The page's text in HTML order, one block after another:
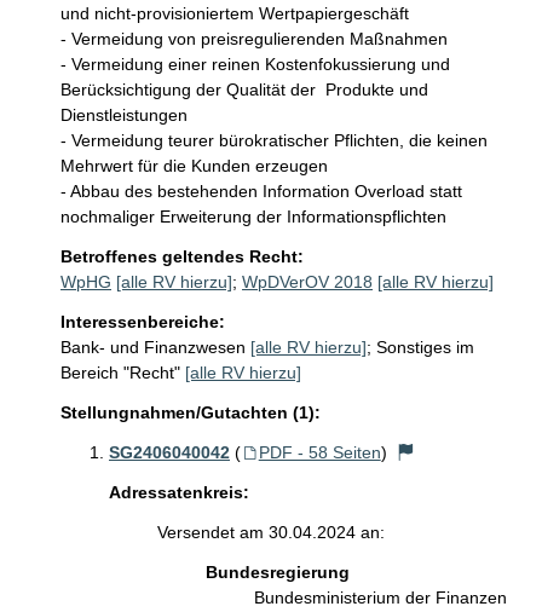
und nicht-provisioniertem Wertpapiergeschäft
- Vermeidung von preisregulierenden Maßnahmen
- Vermeidung einer reinen Kostenfokussierung und
Berücksichtigung der Qualität der  Produkte und
Dienstleistungen
- Vermeidung teurer bürokratischer Pflichten, die keinen
Mehrwert für die Kunden erzeugen
- Abbau des bestehenden Information Overload statt
nochmaliger Erweiterung der Informationspflichten
Betroffenes geltendes Recht:
WpHG [alle RV hierzu]; WpDVerOV 2018 [alle RV hierzu]
Interessenbereiche:
Bank- und Finanzwesen [alle RV hierzu]; Sonstiges im
Bereich "Recht" [alle RV hierzu]
Stellungnahmen/Gutachten (1):
SG2406040042 ( PDF - 58 Seiten)
Adressatenkreis:
Versendet am 30.04.2024 an:
Bundesregierung
Bundesministerium der Finanzen